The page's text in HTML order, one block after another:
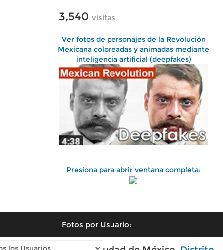
3,540 visitas
Ver fotos de personajes de la Revolución
Mexicana coloreadas y animadas mediante
inteligencia artificial (deepfakes)
Presiona para abrir ventana completa:
Fotos por Usuario: